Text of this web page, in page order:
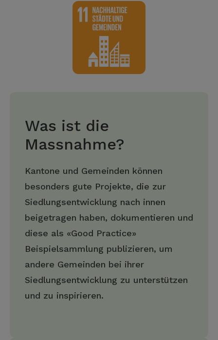
Was ist die
Massnahme?
Kantone und Gemeinden können
besonders gute Projekte, die zur
Siedlungsentwicklung nach innen
beigetragen haben, dokumentieren und
diese als «Good Practice»
Beispielsammlung publizieren, um
andere Gemeinden bei ihrer
Siedlungsentwicklung zu unterstützen
und zu inspirieren.